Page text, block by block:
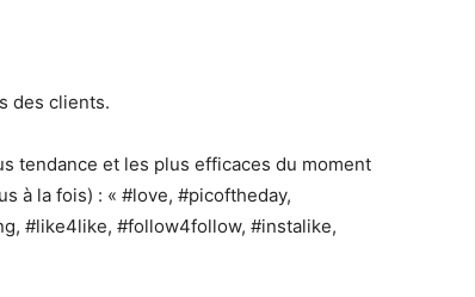
des clients.
tendance et les plus efficaces du moment
à la fois) : « #love, #picoftheday,
#like4like, #follow4follow, #instalike,